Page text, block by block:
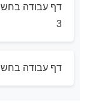
דף עבודה
3
דף עבודה